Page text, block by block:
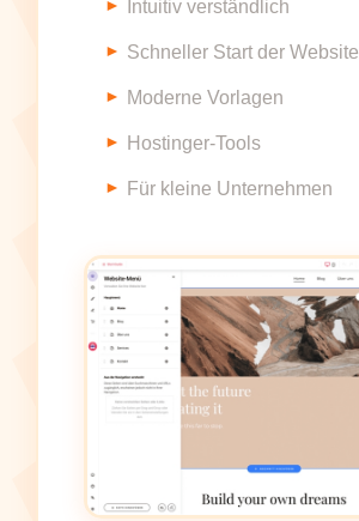
Intuitiv verständlich
Schneller Start der Website
Moderne Vorlagen
Hostinger-Tools
Für kleine Unternehmen